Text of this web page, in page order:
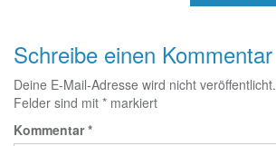
Schreibe einen Kommentar
Deine E-Mail-Adresse wird nicht veröffentlicht.
Felder sind mit * markiert
Kommentar*